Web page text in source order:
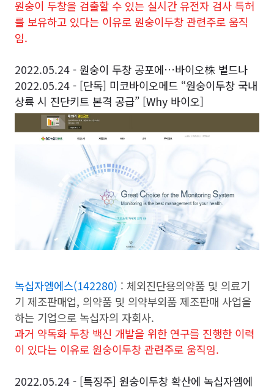
원숭이 두창을 검출할 수 있는 실시간 유전자 검사 특허
를 보유하고 있다는 이유로 원숭이두창 관련주로 움직
임.
2022.05.24 - 원숭이 두창 공포에…바이오株 볕드나
2022.05.24 - [단독] 미코바이오메드 “원숭이두창 국내
상륙 시 진단키트 본격 공급” [Why 바이오]
녹십자엠에스(142280) : 체외진단용의약품 및 의료기
기 제조판매업, 의약품 및 의약부외품 제조판매 사업을
하는 기업으로 녹십자의 자회사.
과거 약독화 두창 백신 개발을 위한 연구를 진행한 이력
이 있다는 이유로 원숭이두창 관련주로 움직임.
2022.05.24 - [특징주] 원숭이두창 확산에 녹십자엠에